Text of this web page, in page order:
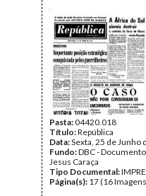
Pasta:04420.018
Título:República
Data:Sexta, 25 de Junho
Fundo:DBC -
Jesus Caraça
Tipo Documental:
Página(s): 17 (16